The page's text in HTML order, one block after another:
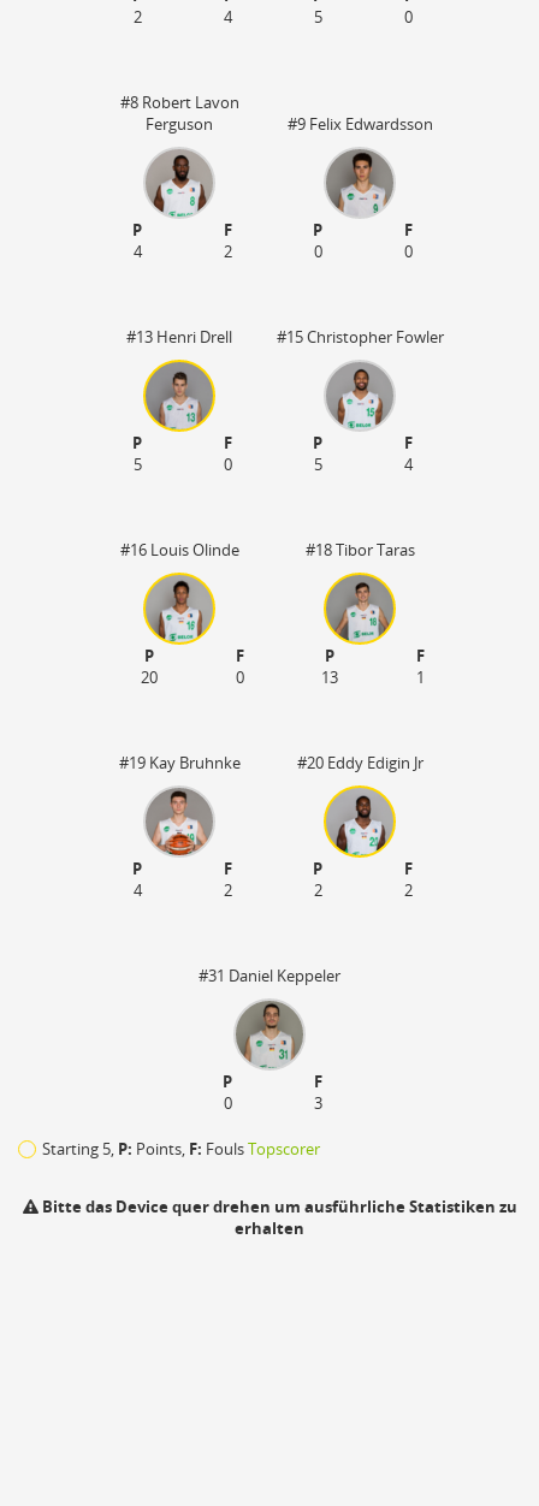
2
4
5
0
#8 Robert Lavon
Ferguson
P
F
4
2
#9 Felix Edwardsson
P
F
0
0
#13 Henri Drell
P
F
5
0
#15 Christopher Fowler
P
F
5
4
#16 Louis Olinde
P
F
20
0
#18 Tibor Taras
P
F
13
1
#19 Kay Bruhnke
P
F
4
2
#20 Eddy Edigin Jr
P
F
2
2
#31 Daniel Keppeler
P
F
0
3
Starting 5, P: Points, F: FoulsTopscorer
Bitte das Device quer drehen um ausführliche Statistiken zu
erhalten